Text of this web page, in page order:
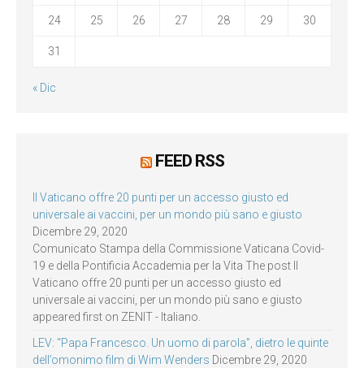
24 25 26 27 28 29 30
31
« Dic
FEED RSS
Il Vaticano offre 20 punti per un accesso giusto ed
universale ai vaccini, per un mondo più sano e giusto
Dicembre 29, 2020
Comunicato Stampa della Commissione Vaticana Covid-
19 e della Pontificia Accademia per la Vita The post Il
Vaticano offre 20 punti per un accesso giusto ed
universale ai vaccini, per un mondo più sano e giusto
appeared first on ZENIT - Italiano.
LEV: “Papa Francesco. Un uomo di parola”, dietro le quinte
dell’omonimo film di Wim Wenders Dicembre 29, 2020